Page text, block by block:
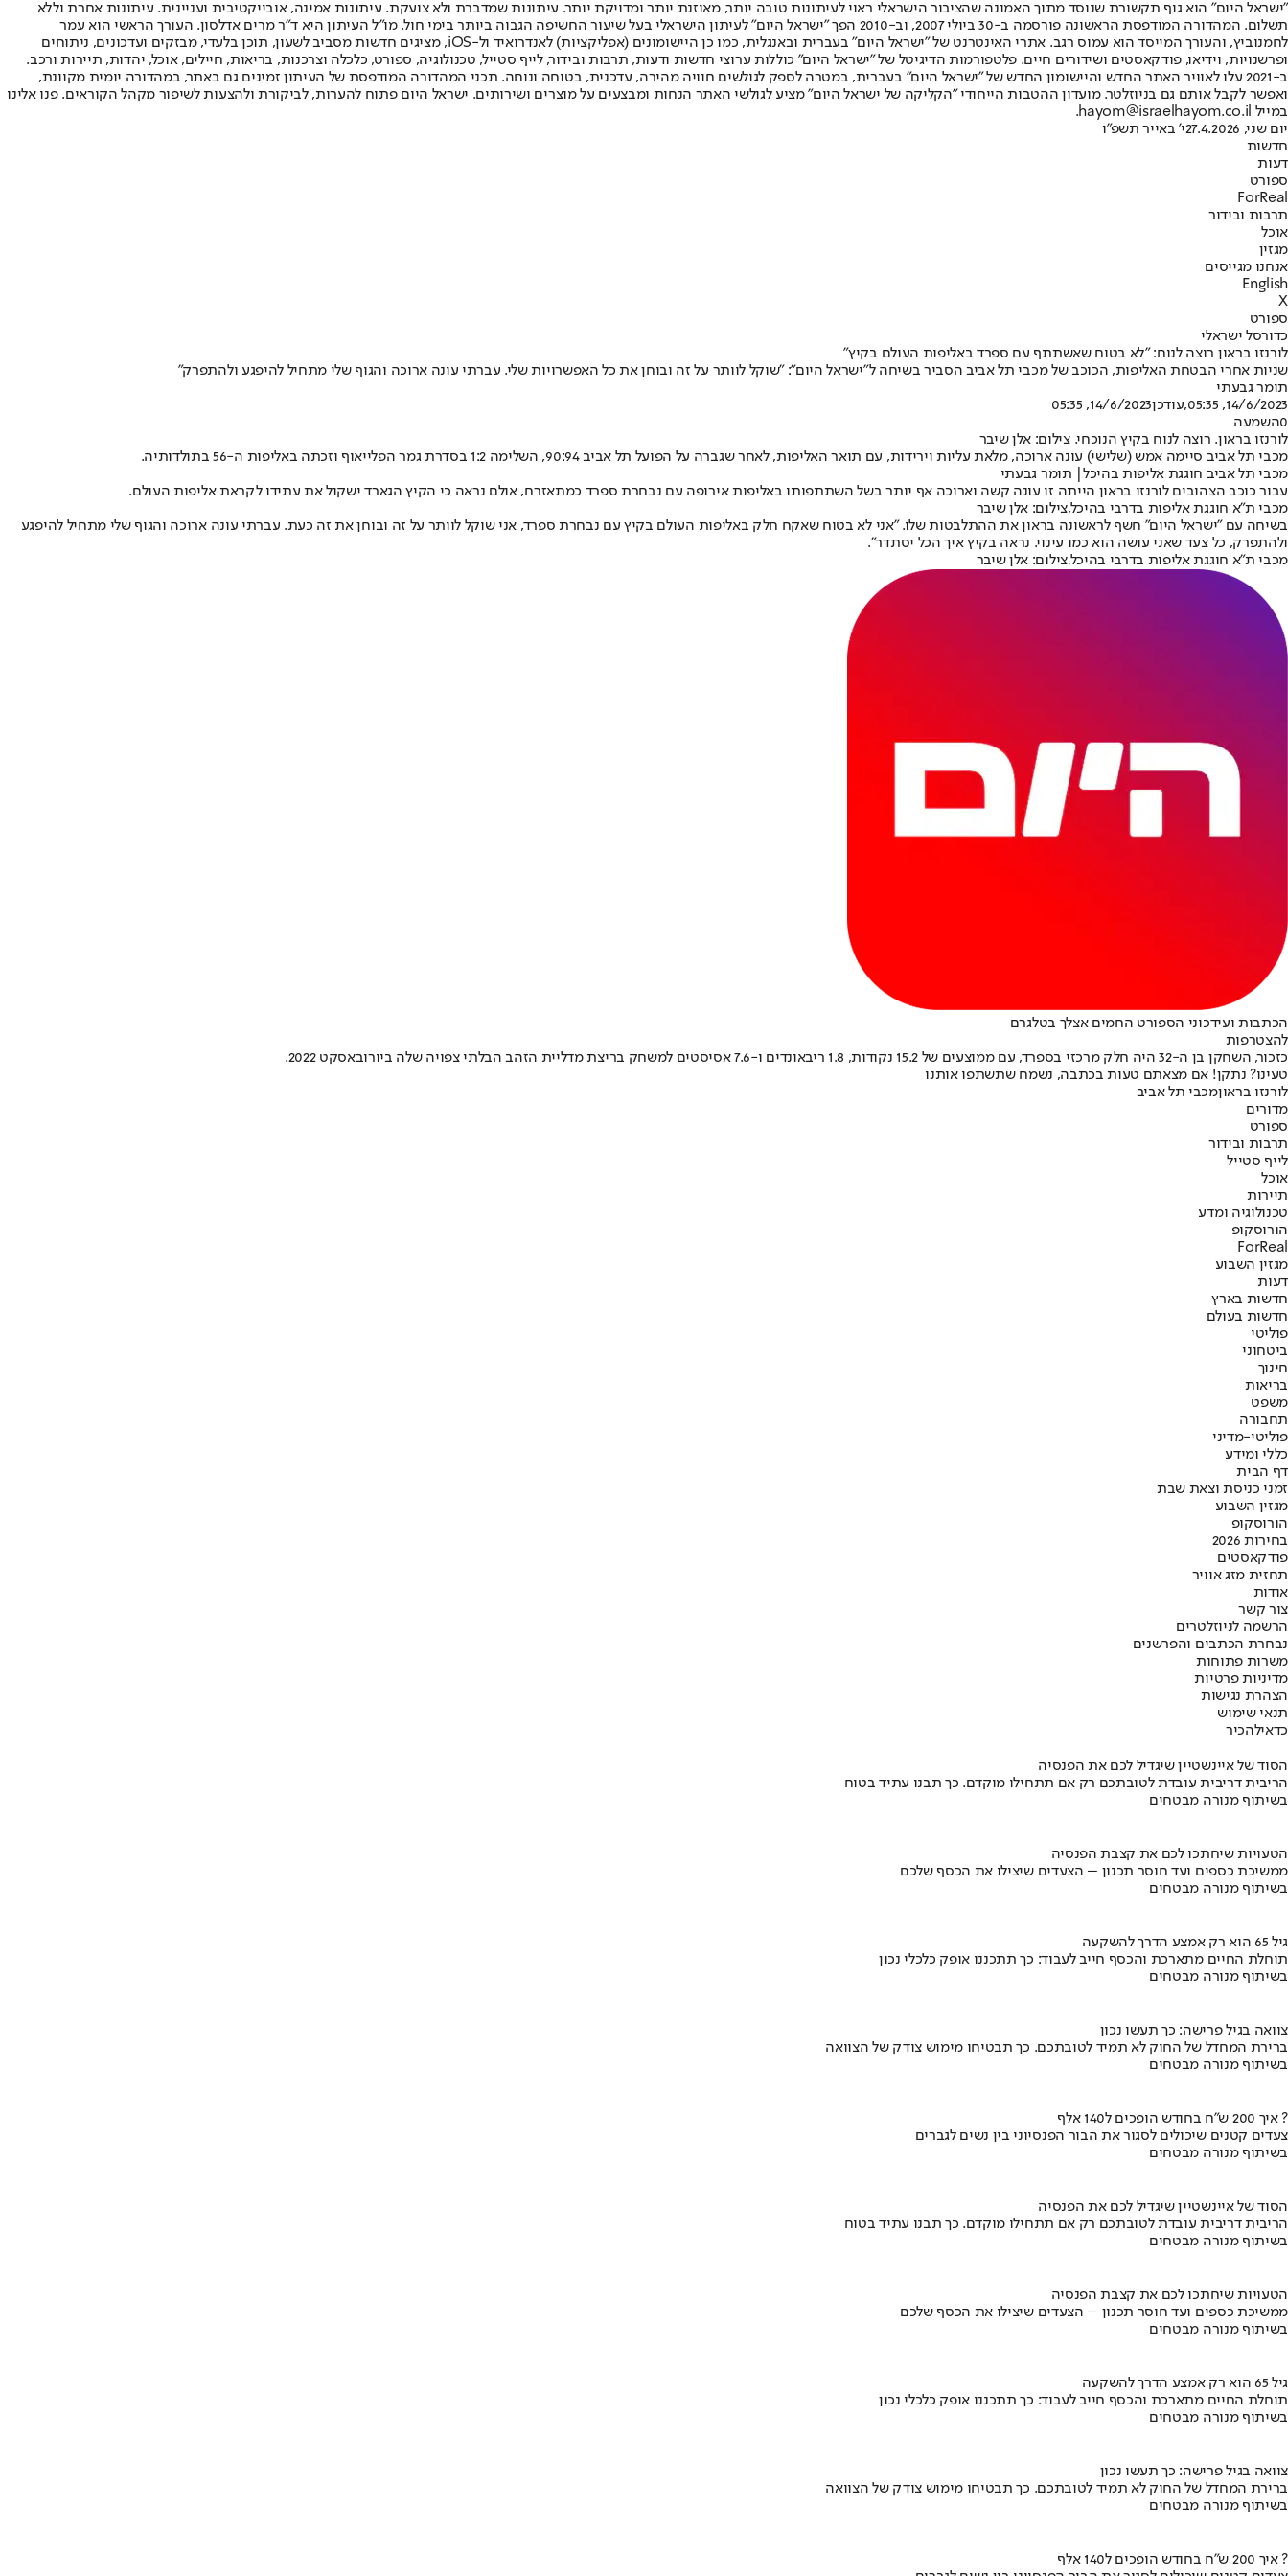
"ישראל היום" הוא גוף תקשורת שנוסד מתוך האמונה שהציבור הישראלי ראוי לעיתונות טובה יותר, מאוזנת יותר ומדויקת יותר. עיתונות שמדברת ולא צועקת. עיתונות אמינה, אובייקטיבית ועניינית. עיתונות אחרת וללא
תשלום. המהדורה המודפסת הראשונה פורסמה ב-30 ביולי 2007, וב-2010 הפך "ישראל היום" לעיתון הישראלי בעל שיעור החשיפה הגבוה ביותר בימי חול. מו"ל העיתון היא ד"ר מרים אדלסון. העורך הראשי הוא עמר
לחמנוביץ, והעורך המייסד הוא עמוס רגב. אתרי האינטרנט של "ישראל היום" בעברית ובאנגלית, כמו כן היישומונים (אפליקציות) לאנדרואיד ול-iOS, מציגים חדשות מסביב לשעון, תוכן בלעדי, מבזקים ועדכונים, ניתוחים
ופרשנויות, וידיאו, פודקאסטים ושידורים חיים. פלטפורמות הדיגיטל של "ישראל היום" כוללות ערוצי חדשות ודעות, תרבות ובידור, לייף סטייל, טכנולוגיה, ספורט, כלכלה וצרכנות, בריאות, חיילים, אוכל, יהדות, תיירות ורכב.
ב-2021 עלו לאוויר האתר החדש והיישומון החדש של "ישראל היום" בעברית, במטרה לספק לגולשים חוויה מהירה, עדכנית, בטוחה ונוחה. תכני המהדורה המודפסת של העיתון זמינים גם באתר, במהדורה יומית מקוונת,
ואפשר לקבל אותם גם בניוזלטר. מועדון ההטבות הייחודי "הקליקה של ישראל היום" מציע לגולשי האתר הנחות ומבצעים על מוצרים ושירותים. ישראל היום פתוח להערות, לביקורת ולהצעות לשיפור מקהל הקוראים. פנו אלינו
במייל hayom@israelhayom.co.il.
יום שני, 27.4.2026
י' באייר תשפ"ו
חדשות
דעות
ספורט
ForReal
תרבות ובידור
אוכל
מגזין
אנחנו מגייסים
English
X
ספורט
כדורסל ישראלי
לורנזו בראון רוצה לנוח: ״לא בטוח שאשתתף עם ספרד באליפות העולם בקיץ"
שניות אחרי הבטחת האליפות, הכוכב של מכבי תל אביב הסביר בשיחה ל"ישראל היום": "שוקל לוותר על זה ובוחן את כל האפשרויות שלי. עברתי עונה ארוכה והגוף שלי מתחיל להיפגע ולהתפרק"
תומר גבעתי
14/6/2023, 05:35
,עודכן14/6/2023, 05:35
0השמעה
לורנזו בראון. רוצה לנוח בקיץ הנוכחי. צילום: אלן שיבר
מכבי תל אביב סיימה אמש (שלישי) עונה ארוכה, מלאת עליות וירידות, עם תואר האליפות, לאחר שגברה על הפועל תל אביב 90:94, השלימה 1:2 בסדרת גמר הפלייאוף וזכתה באליפות ה-56 בתולדותיה.
מכבי תל אביב חוגגת אליפות בהיכל| תומר גבעתי
עבור כוכב הצהובים לורנזו בראון הייתה זו עונה קשה וארוכה אף יותר בשל השתתפותו באליפות אירופה עם נבחרת ספרד כמתאזרח, אולם נראה כי הקיץ הגארד ישקול את עתידו לקראת אליפות העולם.
מכבי ת"א חוגגת אליפות בדרבי בהיכל,צילום: אלן שיבר
בשיחה עם ״ישראל היום״ חשף לראשונה בראון את ההתלבטות שלו. ״אני לא בטוח שאקח חלק באליפות העולם בקיץ עם נבחרת ספרד, אני שוקל לוותר על זה ובוחן את זה כעת. עברתי עונה ארוכה והגוף שלי מתחיל להיפגע
ולהתפרק, כל צעד שאני עושה הוא כמו עינוי. נראה בקיץ איך הכל יסתדר״.
מכבי ת"א חוגגת אליפות בדרבי בהיכל,צילום: אלן שיבר
הכתבות ועידכוני הספורט החמים אצלך בטלגרם
להצטרפות
כזכור, השחקן בן ה-32 היה חלק מרכזי בספרד, עם ממוצעים של 15.2 נקודות, 1.8 ריבאונדים ו-7.6 אסיסטים למשחק בריצת מדליית הזהב הבלתי צפויה שלה ביורובאסקט 2022.
טעינו? נתקן! אם מצאתם טעות בכתבה, נשמח שתשתפו אותנו
לורנזו בראוןמכבי תל אביב
מדורים
ספורט
תרבות ובידור
לייף סטייל
אוכל
תיירות
טכנולוגיה ומדע
הורוסקופ
ForReal
מגזין השבוע
דעות
חדשות בארץ
חדשות בעולם
פוליטי
ביטחוני
חינוך
בריאות
משפט
תחבורה
פוליטי-מדיני
כללי ומידע
דף הבית
זמני כניסת וצאת שבת
מגזין השבוע
הורוסקופ
בחירות 2026
פודקאסטים
תחזית מזג אוויר
אודות
צור קשר
הרשמה לניוזלטרים
נבחרת הכתבים והפרשנים
משרות פתוחות
מדיניות פרטיות
הצהרת נגישות
תנאי שימוש
כדאילהכיר
הסוד של איינשטיין שיגדיל לכם את הפנסיה
הריבית דריבית עובדת לטובתכם רק אם תתחילו מוקדם. כך תבנו עתיד בטוח
בשיתוף מנורה מבטחים
הטעויות שיחתכו לכם את קצבת הפנסיה
ממשיכת כספים ועד חוסר תכנון – הצעדים שיצילו את הכסף שלכם
בשיתוף מנורה מבטחים
גיל 65 הוא רק אמצע הדרך להשקעה
תוחלת החיים מתארכת והכסף חייב לעבוד: כך תתכננו אופק כלכלי נכון
בשיתוף מנורה מבטחים
צוואה בגיל פרישה: כך תעשו נכון
ברירת המחדל של החוק לא תמיד לטובתכם. כך תבטיחו מימוש צודק של הצוואה
בשיתוף מנורה מבטחים
איך 200 ש"ח בחודש הופכים ל140 אלף ?
צעדים קטנים שיכולים לסגור את הבור הפנסיוני בין נשים לגברים
בשיתוף מנורה מבטחים
הסוד של איינשטיין שיגדיל לכם את הפנסיה
הריבית דריבית עובדת לטובתכם רק אם תתחילו מוקדם. כך תבנו עתיד בטוח
בשיתוף מנורה מבטחים
הטעויות שיחתכו לכם את קצבת הפנסיה
ממשיכת כספים ועד חוסר תכנון – הצעדים שיצילו את הכסף שלכם
בשיתוף מנורה מבטחים
גיל 65 הוא רק אמצע הדרך להשקעה
תוחלת החיים מתארכת והכסף חייב לעבוד: כך תתכננו אופק כלכלי נכון
בשיתוף מנורה מבטחים
צוואה בגיל פרישה: כך תעשו נכון
ברירת המחדל של החוק לא תמיד לטובתכם. כך תבטיחו מימוש צודק של הצוואה
בשיתוף מנורה מבטחים
איך 200 ש"ח בחודש הופכים ל140 אלף ?